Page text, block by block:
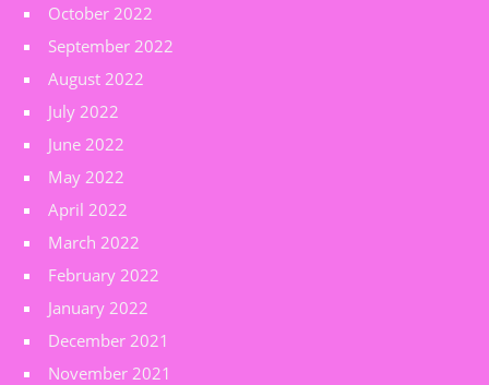
October 2022
September 2022
August 2022
July 2022
June 2022
May 2022
April 2022
March 2022
February 2022
January 2022
December 2021
November 2021